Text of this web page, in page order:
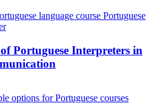
Portuguese Interpreters in